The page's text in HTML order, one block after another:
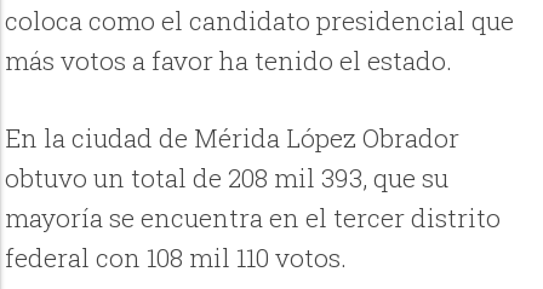
coloca como el candidato presidencial que
más votos a favor ha tenido el estado.
En la ciudad de Mérida López Obrador
obtuvo un total de 208 mil 393, que su
mayoría se encuentra en el tercer distrito
federal con 108 mil 110 votos.